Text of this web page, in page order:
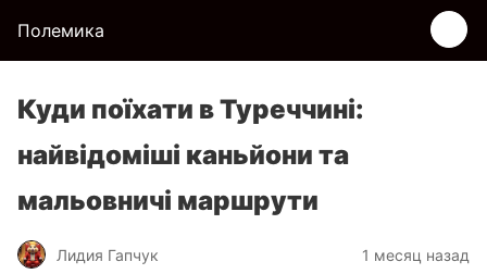
Полемика
Куди поїхати в Туреччині:
найвідоміші каньйони та
мальовничі маршрути
Лидия Гапчук 1 месяц назад